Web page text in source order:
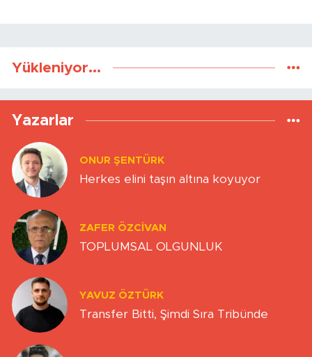
Yükleniyor...
Yazarlar
ONUR ŞENTÜRK
Herkes elini taşın altına koyuyor
ZAFER ÖZCIVAN
TOPLUMSAL OLGUNLUK
YAVUZ ÖZTÜRK
Transfer Bitti, Şimdi Sıra Tribünde